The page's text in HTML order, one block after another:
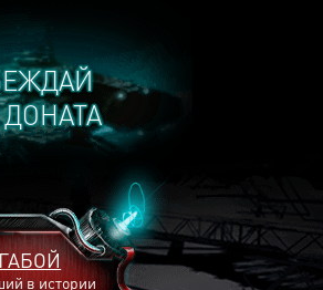
в истории